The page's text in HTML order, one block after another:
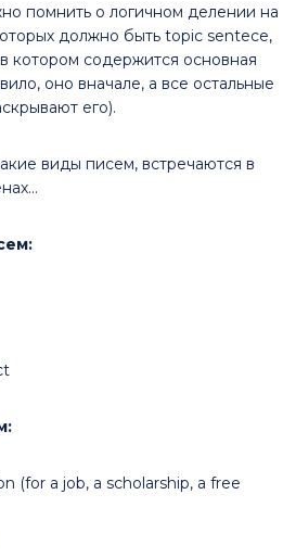
помнить о логичном делении на
должно быть topic sentece,
котором содержится основная
оно вначале, а все остальные
его).
виды писем, встречаются в
(for a job, a scholarship, a free